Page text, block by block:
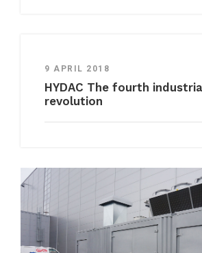
9 APRIL 2018
HYDAC The fourth
revolution